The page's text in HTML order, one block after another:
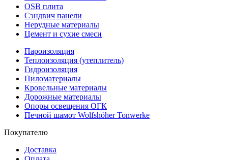
OSB плита
Сэндвич панели
Нерудные материалы
Цемент и сухие смеси
Пароизоляция
Теплоизоляция (утеплитель)
Гидроизоляция
Пиломатериалы
Кровельные материалы
Дорожные материалы
Опоры освещения ОГК
Печной шамот Wolfshöher Tonwerke
Покупателю
Доставка